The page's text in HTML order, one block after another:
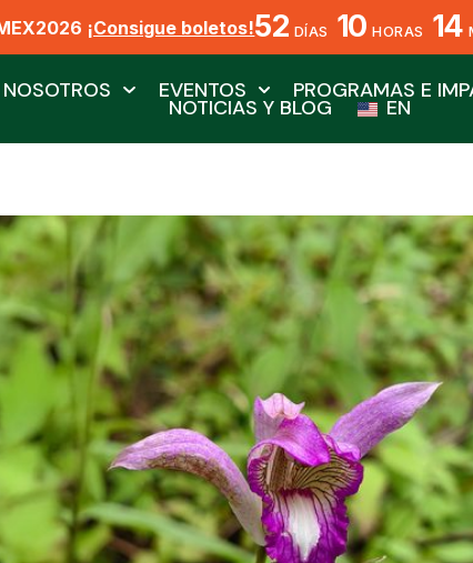
¡Consigue boletos!52 DÍAS 10 HORAS 14
NOSOTROS EVENTOS PROGRAMAS E
NOTICIAS Y BLOG EN